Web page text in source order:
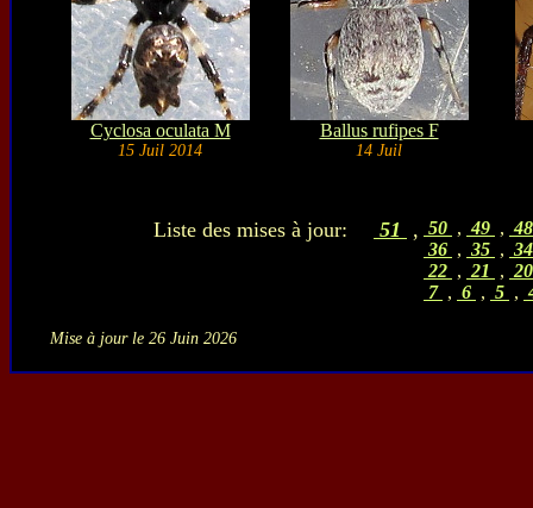
Cyclosa oculata M
15 Juil 2014
Ballus rufipes F
14 Juil
Liste des mises à jour: 51 , 50 , 49 ,
36 , 35 ,
22 , 21 ,
7 , 6 , 5 ,
Mise à jour le 26 Juin 2026